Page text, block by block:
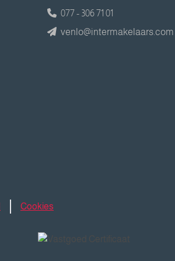
077 - 306 71 01
venlo@intermakelaars.com
Cookies